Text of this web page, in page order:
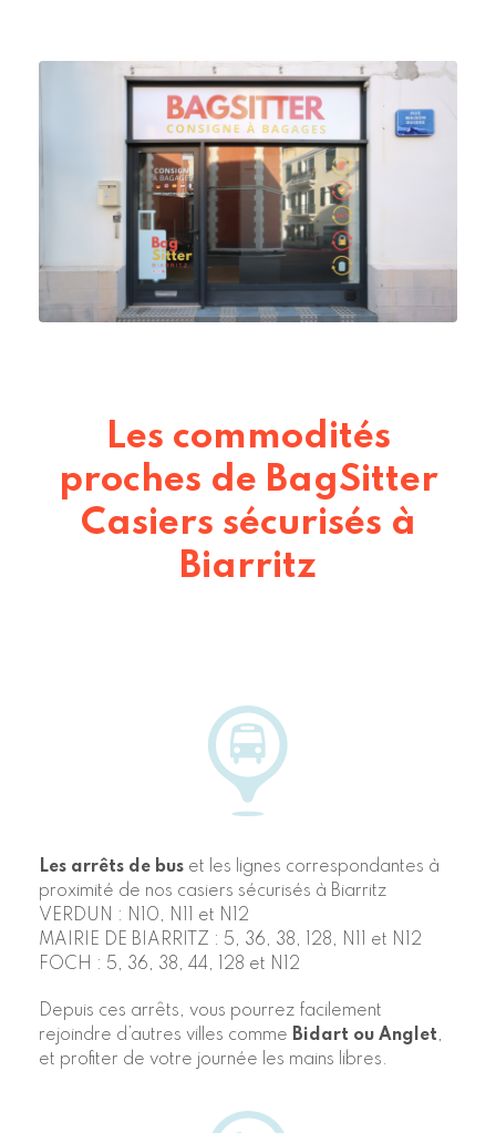
Les commodités
proches de BagSitter
Casiers sécurisés à
Biarritz
Les arrêts de bus et les lignes correspondantes à
proximité de nos casiers sécurisés à Biarritz
VERDUN : N10, N11 et N12
MAIRIE DE BIARRITZ : 5, 36, 38, 128, N11 et N12
FOCH : 5, 36, 38, 44, 128 et N12
Depuis ces arrêts, vous pourrez facilement
rejoindre d’autres villes comme Bidart ou Anglet,
et profiter de votre journée les mains libres.